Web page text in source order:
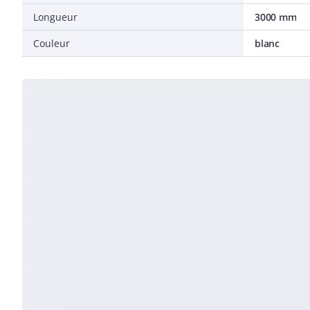
Longueur
3000 mm
Couleur
blanc